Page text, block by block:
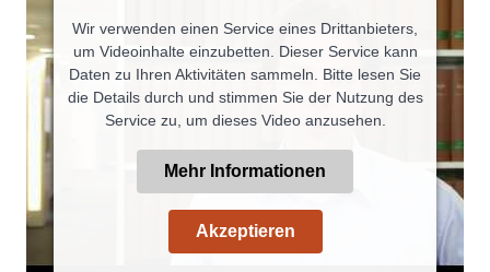
Wir verwenden einen Service eines Drittanbieters,
um Videoinhalte einzubetten. Dieser Service kann
Daten zu Ihren Aktivitäten sammeln. Bitte lesen Sie
die Details durch und stimmen Sie der Nutzung des
Service zu, um dieses Video anzusehen.
Mehr Informationen
Akzeptieren